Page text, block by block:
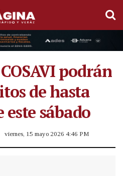
podrán
de hasta
este sábado
viernes, 15 mayo 2026 4:46 PM